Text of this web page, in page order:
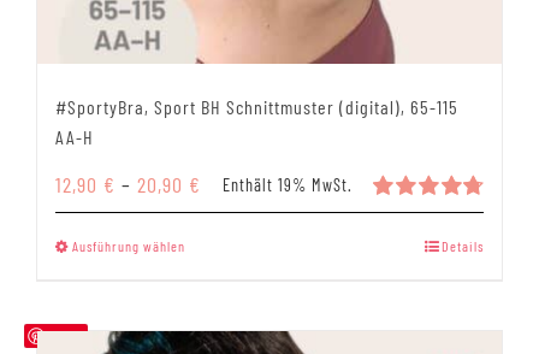
#SportyBra, Sport BH Schnittmuster (digital), 65-115
AA-H
Bewertet
4.79
12,90 € – 20,90 € Preisspanne:
12,90 €
Enthält 19% MwSt.
Ausführung wählen
mehrere
Details
Save